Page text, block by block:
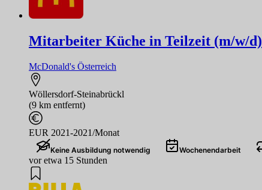
Mitarbeiter Küche in Teilzeit (m/w/d)
McDonald's Österreich
Wöllersdorf-Steinabrückl
(9 km entfernt)
EUR 2021-2021/Monat
Keine Ausbildung notwendig Wochenendarbeit
vor etwa 15 Stunden